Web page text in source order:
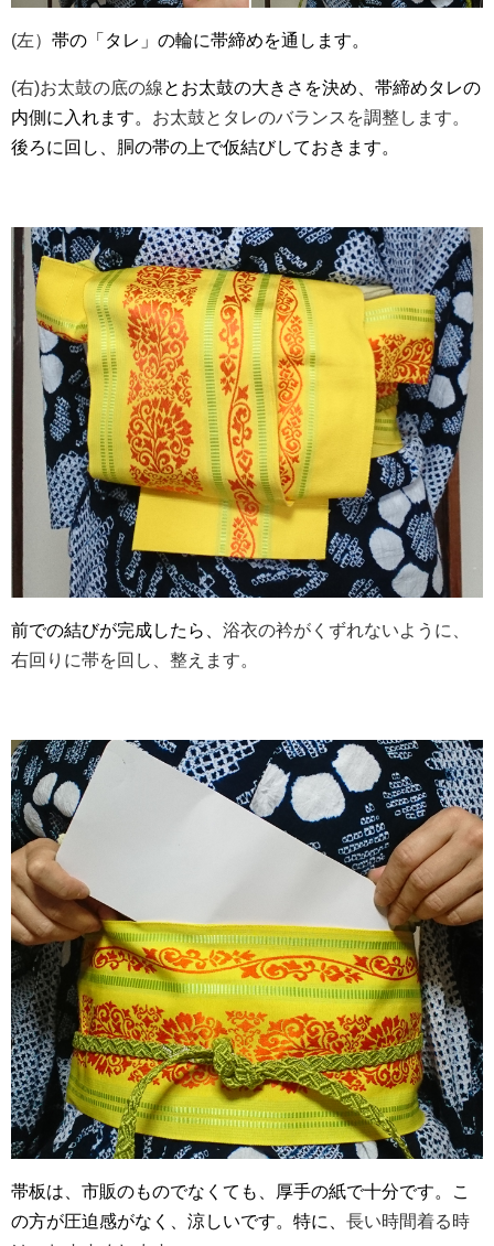
(左） 帯の「タレ」の輪に帯締めを通します。
(右)お太鼓の底の線とお太鼓の大きさを決め、帯締めタレの
内側に入れます。 お太鼓とタレのバランスを調整します。
後ろに回し、胴の帯の上で仮結びしておきます。
前での結びが完成したら、 浴衣の衿がくずれないように、
右回りに帯を回し、整えます。
帯板は、市販のものでなくても、厚手の紙で十分です。こ
の方が圧迫感がなく、涼しいです。特に、 長い時間着る時